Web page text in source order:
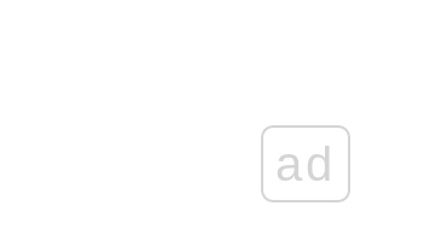
ad